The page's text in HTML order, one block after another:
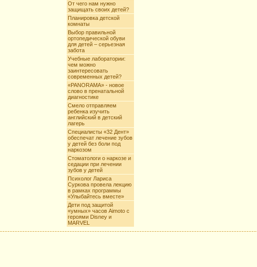
От чего нам нужно
защищать своих детей?
Планировка детской
комнаты
Выбор правильной
ортопедической обуви
для детей – серьезная
забота
Учебные лаборатории:
чем можно
заинтересовать
современных детей?
«PANORAMA» - новое
слово в пренатальной
диагностике
Смело отправляем
ребенка изучить
английский в детский
лагерь
Специалисты «32 Дент»
обеспечат лечение зубов
у детей без боли под
наркозом
Стоматологи о наркозе и
седации при лечении
зубов у детей
Психолог Лариса
Суркова провела лекцию
в рамках программы
«Улыбайтесь вместе»
Дети под защитой
«умных» часов Aimoto c
героями Disney и
MARVEL